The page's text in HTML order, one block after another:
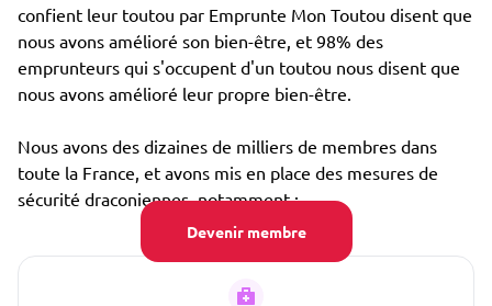
Devenir membre
confient leur toutou par Emprunte Mon Toutou disent que
nous avons amélioré son bien-être, et 98% des
emprunteurs qui s'occupent d'un toutou nous disent que
nous avons amélioré leur propre bien-être.
Nous avons des dizaines de milliers de membres dans
toute la France, et avons mis en place des mesures de
sécurité draconiennes, notamment :